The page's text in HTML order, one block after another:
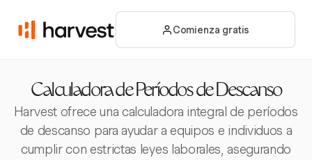
Comienza gratis
Calculadora de Períodos de Descanso
Harvest ofrece una calculadora integral de períodos
de descanso para ayudar a equipos e individuos a
cumplir con estrictas leyes laborales, asegurando